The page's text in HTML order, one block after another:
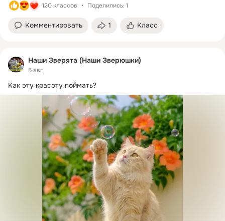
120 классов Поделились: 1
Комментировать 1 Класс
Наши Зверята (Наши Зверюшки)
5 авг
Как эту красоту поймать?